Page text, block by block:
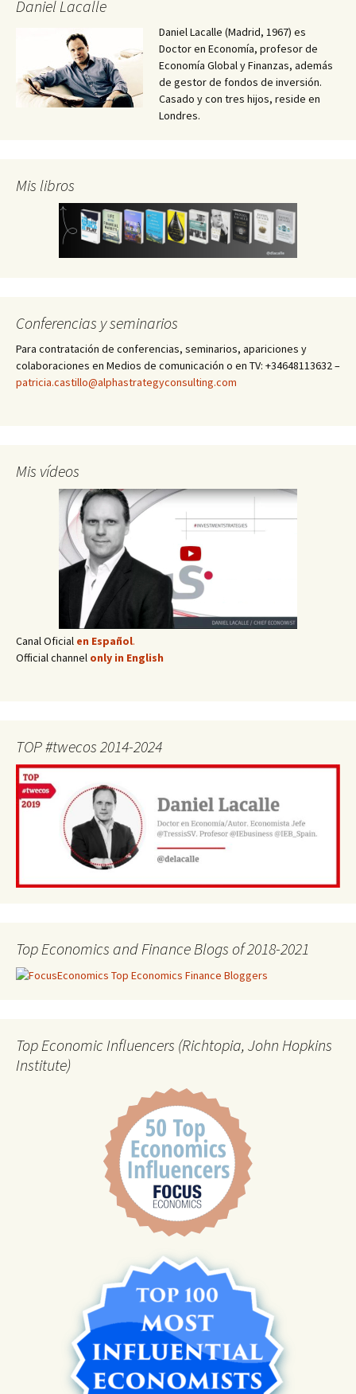
Daniel Lacalle
Daniel Lacalle (Madrid, 1967) es
Doctor en Economía, profesor de
Economía Global y Finanzas, además
de gestor de fondos de inversión.
Casado y con tres hijos, reside en
Londres.
Mis libros
Conferencias y seminarios
Para contratación de conferencias, seminarios, apariciones y
colaboraciones en Medios de comunicación o en TV: +34648113632 –
patricia.castillo@alphastrategyconsulting.com
Mis vídeos
Canal Oficial en Español.
Official channel only in English
TOP #twecos 2014-2024
Top Economics and Finance Blogs of 2018-2021
Top Economic Influencers (Richtopia, John Hopkins
Institute)